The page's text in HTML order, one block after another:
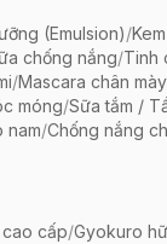
(Emulsion)/
chống nắng/Tinh
/Mascara chân mày
móng/Sữa tắm /
nam/Chống nắng
cấp/Gyokuro